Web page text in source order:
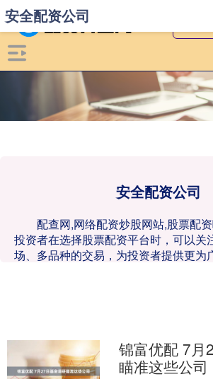
安全配资公司
配查网,网络配资炒股网站,股票配
投资者在选择股票配资平台时，可以关
场、多品种的交易，为投资者提供更为
安全配资公司
锦富优配 7月
瞄准这些公司